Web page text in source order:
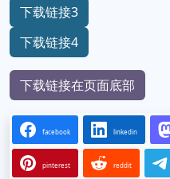
下载链接3
下载链接4
下载链接在页面底部
facebook linkedin
pinterest reddit